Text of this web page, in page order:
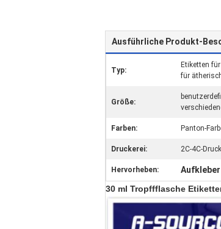
Ausführliche Produkt-
Typ:
Etiketten
für
Größe:
Farben: Panton-
Druckerei: 2C-4C-
Hervorheben:
30 ml Tropffflasche